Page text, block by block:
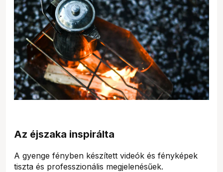
Az éjszaka inspirálta
A gyenge fényben készített videók és fényképek
tiszta és professzionális megjelenésűek.